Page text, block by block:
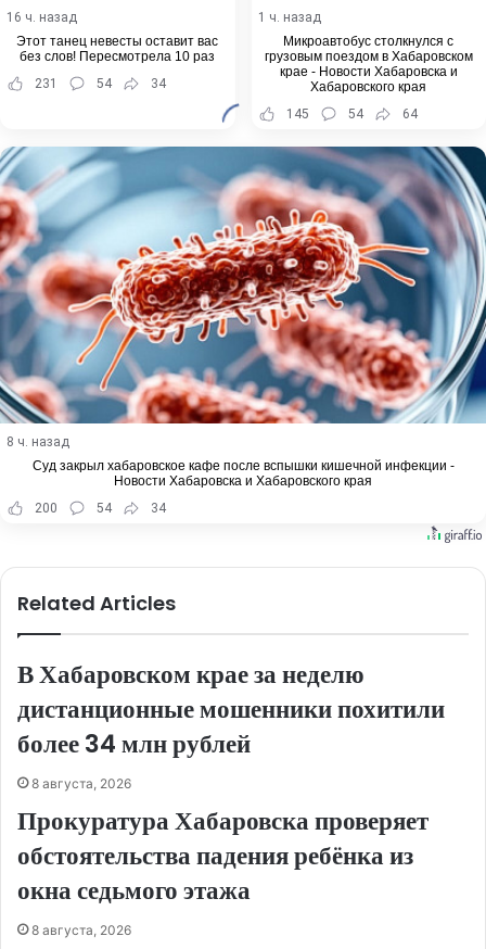
16 ч. назад
Этот танец невесты оставит вас
без слов! Пересмотрела 10 раз
231
54 34
1 ч. назад
Микроавтобус столкнулся с
грузовым поездом в Хабаровском
крае - Новости Хабаровска и
Хабаровского края
145
54 64
8 ч. назад
Суд закрыл хабаровское кафе после вспышки кишечной инфекции -
Новости Хабаровска и Хабаровского края
200
54 34
Related Articles
В Хабаровском крае за неделю
дистанционные мошенники похитили
более 34 млн рублей
8 августа, 2026
Прокуратура Хабаровска проверяет
обстоятельства падения ребёнка из
окна седьмого этажа
8 августа, 2026